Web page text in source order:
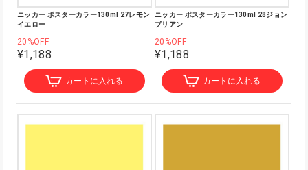
ニッカー ポスターカラー130ml 27レモン
イエロー
20%OFF
¥1,188
カートに入れる
ニッカー ポスターカラー130ml 28ジョン
ブリアン
20%OFF
¥1,188
カートに入れる